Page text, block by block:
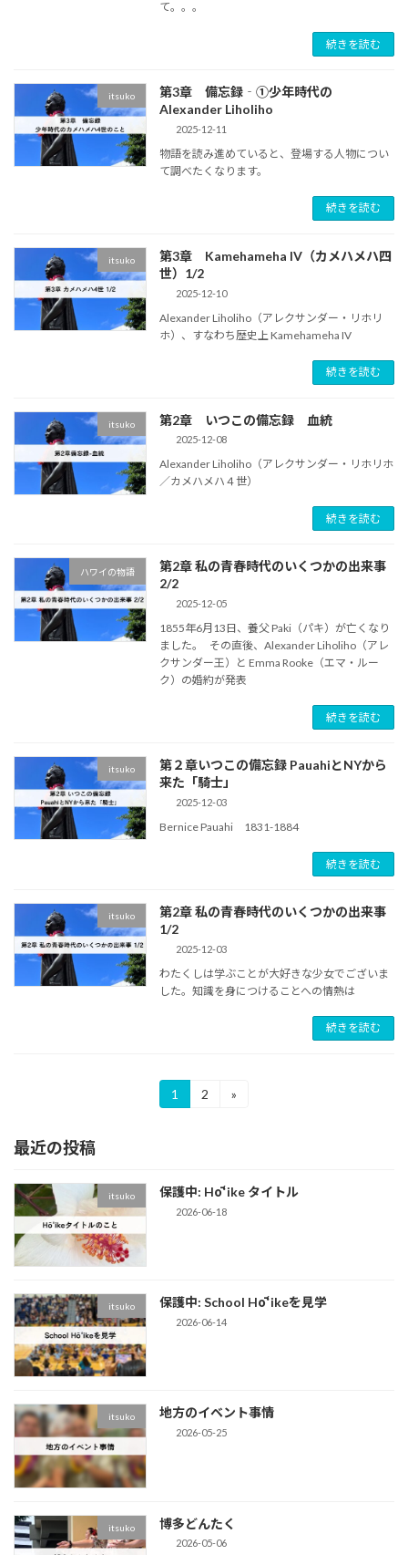
て。。。
続きを読む
itsuko
第3章 備忘録‐①少年時代の
Alexander Liholiho
2025-12-11
物語を読み進めていると、登場する人物につい
て調べたくなります。
続きを読む
itsuko
第3章 Kamehameha IV（カメハメハ四
世）1/2
2025-12-10
Alexander Liholiho（アレクサンダー・リホリ
ホ）、すなわち歴史上 Kamehameha IV
続きを読む
itsuko 第2章 いつこの備忘録 血統
2025-12-08
Alexander Liholiho（アレクサンダー・リホリホ
／カメハメハ４世）
続きを読む
ハワイの物語
第2章 私の青春時代のいくつかの出来事
2/2
2025-12-05
1855年6月13日、養父 Paki（パキ）が亡くなり
ました。 その直後、Alexander Liholiho（アレ
クサンダー王）と Emma Rooke（エマ・ルー
ク）の婚約が発表
続きを読む
itsuko
第２章いつこの備忘録 PauahiとNYから
来た「騎士」
2025-12-03
Bernice Pauahi 1831-1884
続きを読む
itsuko
第2章 私の青春時代のいくつかの出来事
1/2
2025-12-03
わたくしは学ぶことが大好きな少女でございま
した。知識を身につけることへの情熱は
続きを読む
の
ペ
ー
ジ
り
固
定
1
固
2 »
最近の投稿
itsuko 保護中: Hōʻike タイトル
2026-06-18
itsuko 保護中: School Hōʻikeを見学
2026-06-14
itsuko 地方のイベント事情
2026-05-25
itsuko 博多どんたく
2026-05-06